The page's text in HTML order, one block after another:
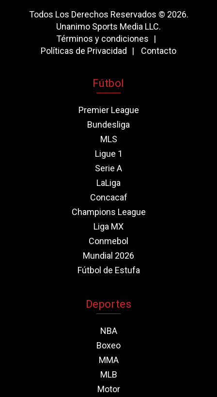
Todos Los Derechos Reservados © 2026.
Unanimo Sports Media LLC.
Términos y condiciones
Políticas de Privacidad
Contacto
Fútbol
Premier League
Bundesliga
MLS
Ligue 1
Serie A
LaLiga
Concacaf
Champions League
Liga MX
Conmebol
Mundial 2026
Fútbol de Estufa
Deportes
NBA
Boxeo
MMA
MLB
Motor